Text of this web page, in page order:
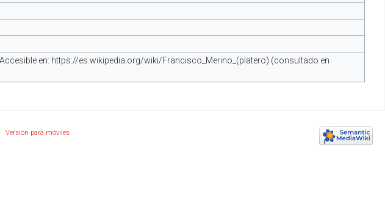
en: https://es.wikipedia.org/wiki/Francisco_Merino_(platero) (consultado en
Versión para móviles